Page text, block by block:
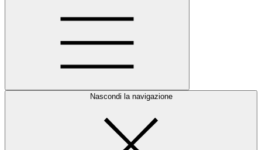
Nascondi la navigazione